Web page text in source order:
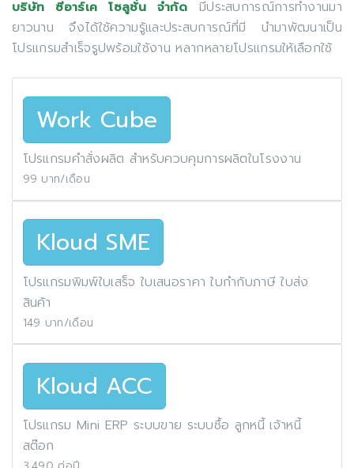
บริษัท ซีอาร์เค โซลูชั่น จำกัด
มีประสบการณ์การทำงานมา
ยาวนาน จึงได้ใช้ความรู้และประสบการณ์ที่มี นำมาพัฒนาเป็น
โปรแกรมสำเร็จรูปพร้อมใช้งาน หลากหลายโปรแกรมให้เลือกใช้
Work Cube
โปรแกรมคำสั่งผลิต สำหรับควบคุมการผลิตในโรงงาน
99 บาท/เดือน
Kloud SME
โปรแกรมพิมพ์ใบเสร็จ ใบเสนอราคา ใบกำกับภาษี ใบส่ง
สินค้า
149 บาท/เดือน
Kloud ACC
โปรแกรม Mini ERP ระบบขาย ระบบซื้อ ลูกหนี้ เจ้าหนี้
สต๊อก